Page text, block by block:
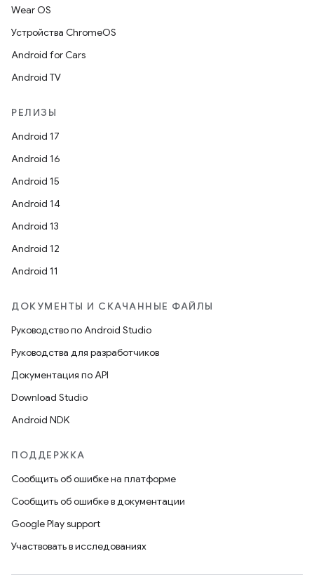
Wear OS
Устройства ChromeOS
Android for Cars
Android TV
РЕЛИЗЫ
Android 17
Android 16
Android 15
Android 14
Android 13
Android 12
Android 11
ДОКУМЕНТЫ И СКАЧАННЫЕ ФАЙЛЫ
Руководство по Android Studio
Руководства для разработчиков
Документация по API
Download Studio
Android NDK
ПОДДЕРЖКА
Сообщить об ошибке на платформе
Сообщить об ошибке в документации
Google Play support
Участвовать в исследованиях